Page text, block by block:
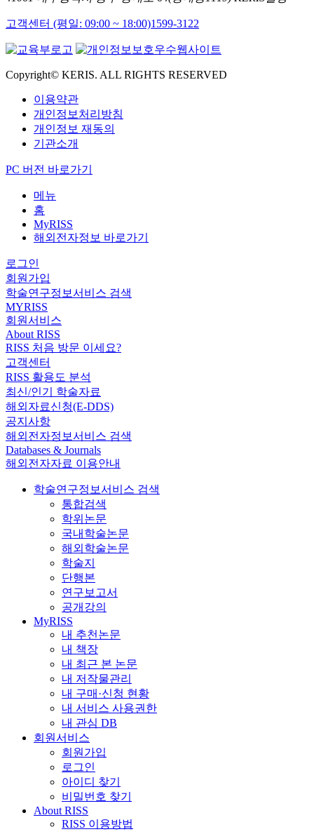
고객센터 (평일: 09:00 ~ 18:00)1599-3122
Copyright© KERIS. ALL RIGHTS RESERVED
이용약관
개인정보처리방침
개인정보 재동의
기관소개
PC 버전 바로가기
메뉴
홈
MyRISS
해외전자정보 바로가기
로그인
회원가입
학술연구정보서비스 검색
MYRISS
회원서비스
About RISS
RISS 처음 방문 이세요?
고객센터
RISS 활용도 분석
최신/인기 학술자료
해외자료신청(E-DDS)
공지사항
해외전자정보서비스 검색
Databases & Journals
해외전자자료 이용안내
학술연구정보서비스 검색
통합검색
학위논문
국내학술논문
해외학술논문
학술지
단행본
연구보고서
공개강의
MyRISS
내 추천논문
내 책장
내 최근 본 논문
내 저작물관리
내 구매·신청 현황
내 서비스 사용권한
내 관심 DB
회원서비스
회원가입
로그인
아이디 찾기
비밀번호 찾기
About RISS
RISS 이용방법